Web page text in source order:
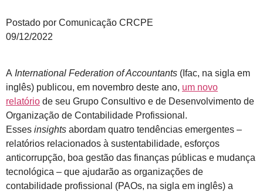
Postado por Comunicação CRCPE
09/12/2022
A International Federation of Accountants (Ifac, na sigla em
inglês) publicou, em novembro deste ano, um novo
relatório de seu Grupo Consultivo e de Desenvolvimento de
Organização de Contabilidade Profissional.
Esses insights abordam quatro tendências emergentes –
relatórios relacionados à sustentabilidade, esforços
anticorrupção, boa gestão das finanças públicas e mudança
tecnológica – que ajudarão as organizações de
contabilidade profissional (PAOs, na sigla em inglês) a